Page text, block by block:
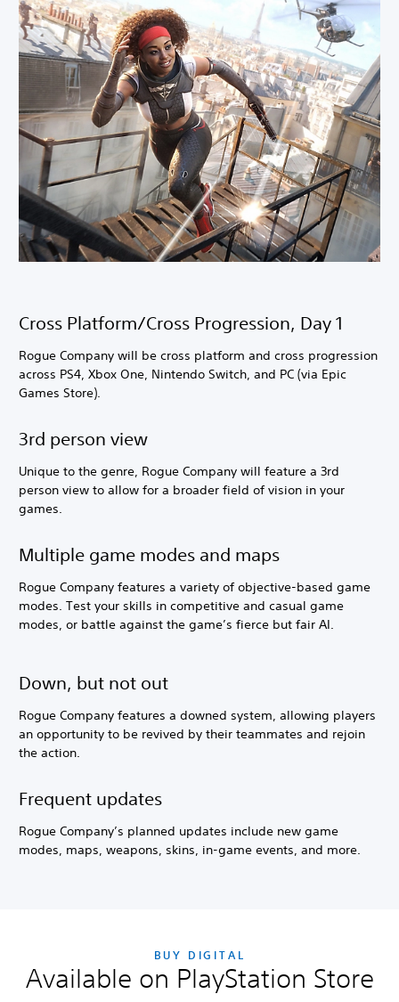
Cross Platform/Cross Progression, Day 1
Rogue Company will be cross platform and cross progression
across PS4, Xbox One, Nintendo Switch, and PC (via Epic
Games Store).
3rd person view
Unique to the genre, Rogue Company will feature a 3rd
person view to allow for a broader field of vision in your
games.
Multiple game modes and maps
Rogue Company features a variety of objective-based game
modes. Test your skills in competitive and casual game
modes, or battle against the game’s fierce but fair AI.
Down, but not out
Rogue Company features a downed system, allowing players
an opportunity to be revived by their teammates and rejoin
the action.
Frequent updates
Rogue Company’s planned updates include new game
modes, maps, weapons, skins, in-game events, and more.
BUY DIGITAL
Available on PlayStation Store